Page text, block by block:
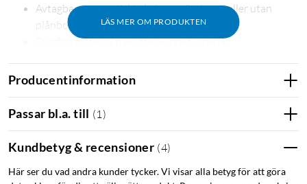
LÄS MER OM PRODUKTEN
Avtagbart magnetiskt skal – använd med eller utan
plånboksdel.
Djurfria material med återvunnet innehåll.
rymmer upp till 12 kort: två snabbfack på baksidan för pendel-
åtkomst. Magnetisk knappstängning håller fodralet säkert
Producentinformation
Passar bl.a. till (1)
Kundbetyg & recensioner (4)
Här ser du vad andra kunder tycker. Vi visar alla betyg för att göra